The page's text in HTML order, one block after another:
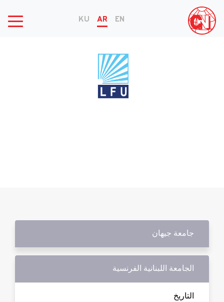
EN
AR
KU
جامعة جيهان
الجامعة اللبنانية الفرنسية
التاريخ